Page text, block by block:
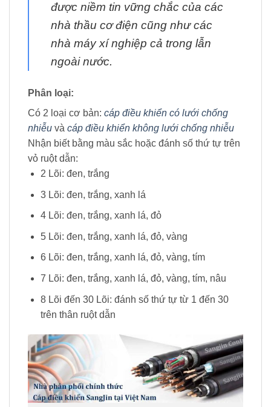
được niềm tin vững chắc của các
nhà thầu cơ điện cũng như các
nhà máy xí nghiệp cả trong lẫn
ngoài nước.
Phân loại:
Có 2 loại cơ bản: cáp điều khiển có lưới chống
nhiễu và cáp điều khiển không lưới chống nhiễu
Nhận biết bằng màu sắc hoặc đánh số thứ tự trên
vỏ ruột dẫn:
2 Lõi: đen, trắng
3 Lõi: đen, trắng, xanh lá
4 Lõi: đen, trắng, xanh lá, đỏ
5 Lõi: đen, trắng, xanh lá, đỏ, vàng
6 Lõi: đen, trắng, xanh lá, đỏ, vàng, tím
7 Lõi: đen, trắng, xanh lá, đỏ, vàng, tím, nâu
8 Lõi đến 30 Lõi: đánh số thứ tự từ 1 đến 30
trên thân ruột dẫn